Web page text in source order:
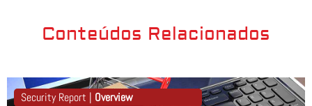
Conteúdos Relacionados
Security Report | Overview